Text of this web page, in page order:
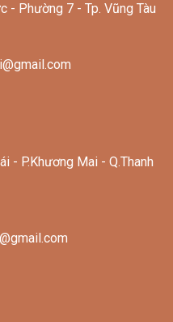
- Phường 7 - Tp. Vũng Tàu
- P.Khương Mai - Q.Thanh